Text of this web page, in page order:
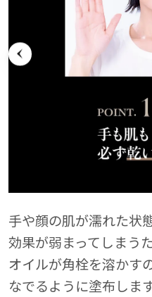
手や顔の肌が濡れた状
効果が弱まってしまう
オイルが角栓を溶かす
なでるように塗布します